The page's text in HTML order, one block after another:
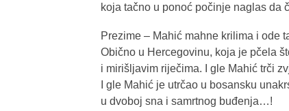
koja tačno u ponoć počinje naglas da
Prezime – Mahić mahne krilima i ode
Obično u Hercegovinu, koja je pčela
i mirišljavim riječima. I gle Mahić trči
I gle Mahić je utrčao u bosansku
u dvoboj sna i samrtnog buđenja…!